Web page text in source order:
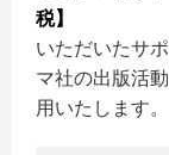
税】
いただいたサ
マ社の出版活
用いたします。